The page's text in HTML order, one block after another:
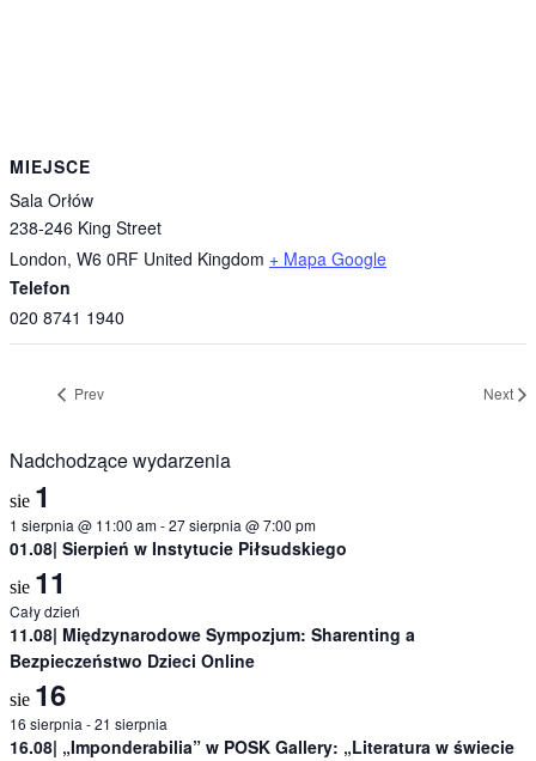
MIEJSCE
Sala Orłów
238-246 King Street
London, W6 0RF United Kingdom + Mapa Google
Telefon
020 8741 1940
Prev Next
Nadchodzące wydarzenia
sie 1
1 sierpnia @ 11:00 am-27 sierpnia @ 7:00 pm
01.08| Sierpień w Instytucie Piłsudskiego
sie 11
Cały dzień
11.08| Międzynarodowe Sympozjum: Sharenting a
Bezpieczeństwo Dzieci Online
sie 16
16 sierpnia -21 sierpnia
16.08| „Imponderabilia” w POSK Gallery: „Literatura w świecie